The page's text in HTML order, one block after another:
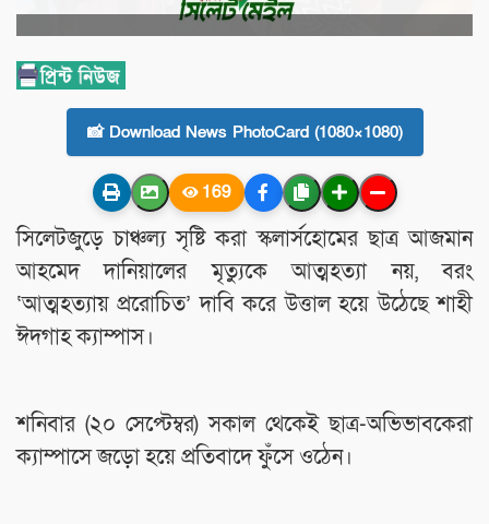
📸 Download News PhotoCard (1080×1080)
169
সিলেটজুড়ে চাঞ্চল্য সৃষ্টি করা স্কলার্সহোমের ছাত্র আজমান
আহমেদ দানিয়ালের মৃত্যুকে আত্মহত্যা নয়, বরং
‘আত্মহত্যায় প্ররোচিত’ দাবি করে উত্তাল হয়ে উঠেছে শাহী
ঈদগাহ ক্যাম্পাস।
শনিবার (২০ সেপ্টেম্বর) সকাল থেকেই ছাত্র-অভিভাবকেরা
ক্যাম্পাসে জড়ো হয়ে প্রতিবাদে ফুঁসে ওঠেন।